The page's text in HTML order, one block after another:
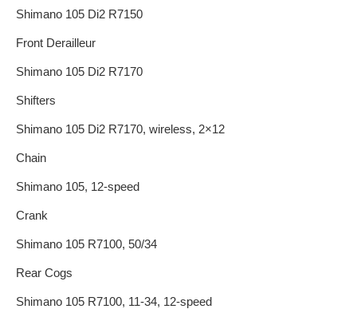
Shimano 105 Di2 R7150
Front Derailleur
Shimano 105 Di2 R7170
Shifters
Shimano 105 Di2 R7170, wireless, 2×12
Chain
Shimano 105, 12-speed
Crank
Shimano 105 R7100, 50/34
Rear Cogs
Shimano 105 R7100, 11-34, 12-speed